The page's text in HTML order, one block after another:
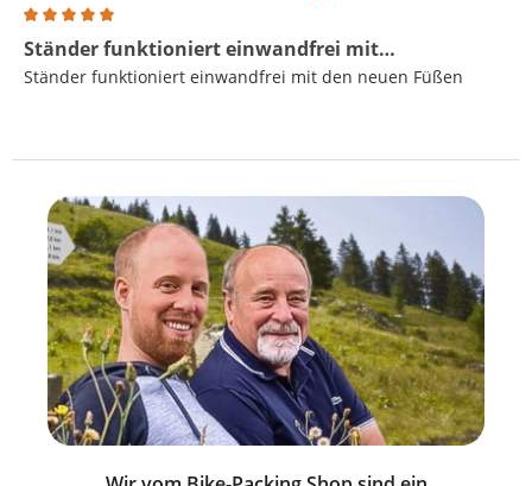
Bewertung mit 5 von 5 Sternen
Ständer funktioniert einwandfrei mit…
Ständer funktioniert einwandfrei mit den neuen Füßen